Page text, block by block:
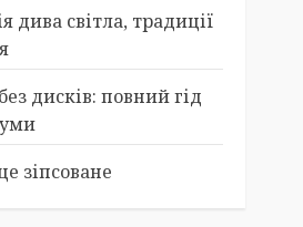
дива світла, традиції
дисків: повний гід
зіпсоване